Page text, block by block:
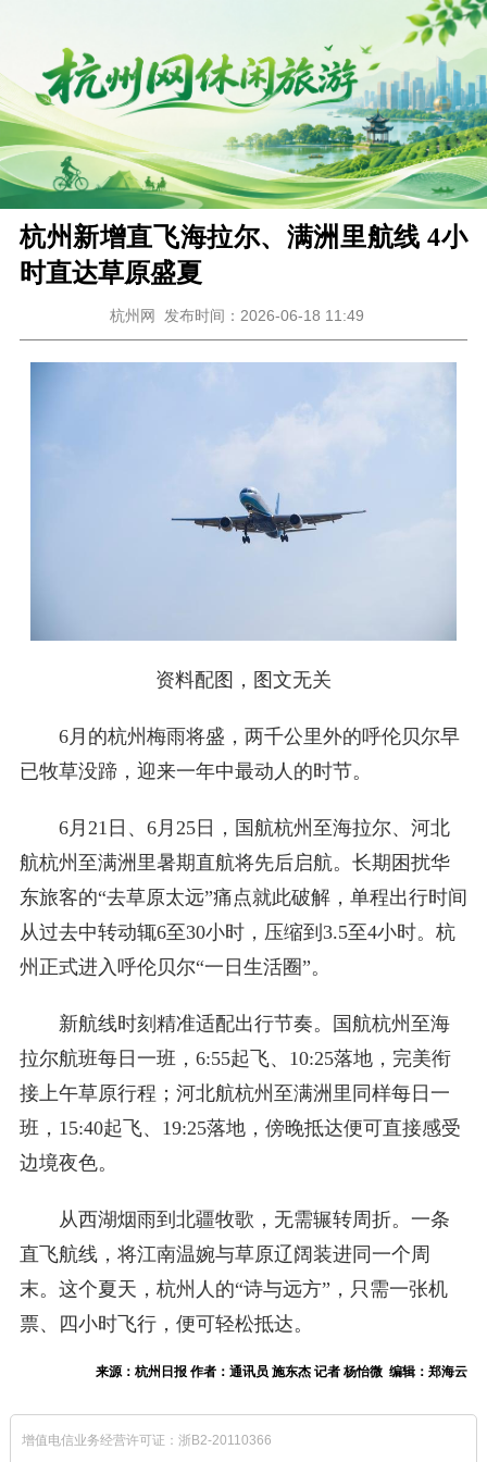
杭州新增直飞海拉尔、满洲里航线 4小
时直达草原盛夏
杭州网 发布时间：2026-06-18 11:49
资料配图，图文无关
6月的杭州梅雨将盛，两千公里外的呼伦贝尔早
已牧草没蹄，迎来一年中最动人的时节。
6月21日、6月25日，国航杭州至海拉尔、河北
航杭州至满洲里暑期直航将先后启航。长期困扰华
东旅客的“去草原太远”痛点就此破解，单程出行时间
从过去中转动辄6至30小时，压缩到3.5至4小时。杭
州正式进入呼伦贝尔“一日生活圈”。
新航线时刻精准适配出行节奏。国航杭州至海
拉尔航班每日一班，6:55起飞、10:25落地，完美衔
接上午草原行程；河北航杭州至满洲里同样每日一
班，15:40起飞、19:25落地，傍晚抵达便可直接感受
边境夜色。
从西湖烟雨到北疆牧歌，无需辗转周折。一条
直飞航线，将江南温婉与草原辽阔装进同一个周
末。这个夏天，杭州人的“诗与远方”，只需一张机
票、四小时飞行，便可轻松抵达。
来源：杭州日报 作者：通讯员 施东杰 记者 杨怡微 编辑：郑海云
增值电信业务经营许可证：浙B2-20110366